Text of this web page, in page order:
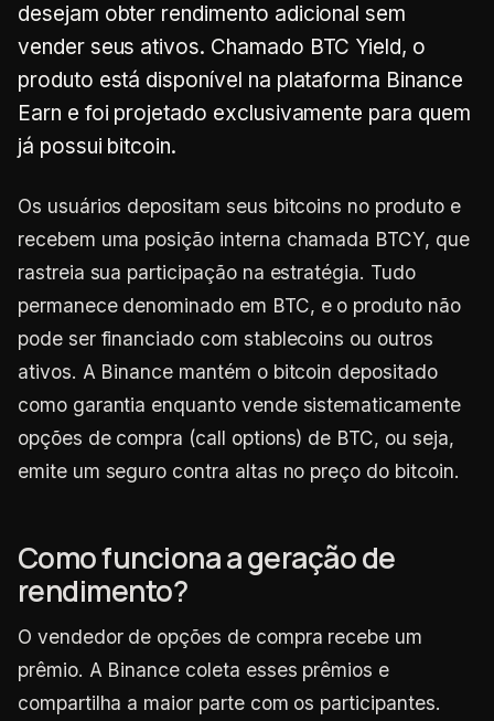
desejam obter rendimento adicional sem
vender seus ativos. Chamado BTC Yield, o
produto está disponível na plataforma Binance
Earn e foi projetado exclusivamente para quem
já possui bitcoin.
Os usuários depositam seus bitcoins no produto e
recebem uma posição interna chamada BTCY, que
rastreia sua participação na estratégia. Tudo
permanece denominado em BTC, e o produto não
pode ser financiado com stablecoins ou outros
ativos. A Binance mantém o bitcoin depositado
como garantia enquanto vende sistematicamente
opções de compra (call options) de BTC, ou seja,
emite um seguro contra altas no preço do bitcoin.
Como funciona a geração de
rendimento?
O vendedor de opções de compra recebe um
prêmio. A Binance coleta esses prêmios e
compartilha a maior parte com os participantes.